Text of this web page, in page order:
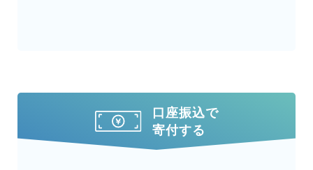
口座振込で
寄付する